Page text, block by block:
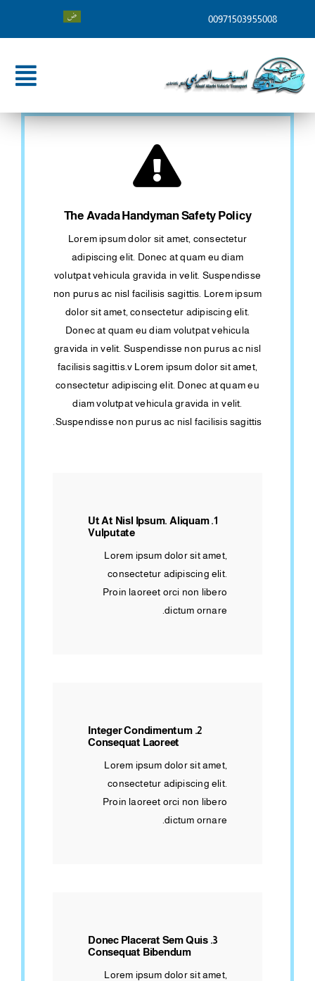
00971503955008
الرئيسية
تواصل معنا
The Avada Handyman Safety Policy
Lorem ipsum dolor sit amet, consectetur
adipiscing elit. Donec at quam eu diam
volutpat vehicula gravida in velit. Suspendisse
non purus ac nisl facilisis sagittis. Lorem ipsum
dolor sit amet, consectetur adipiscing elit.
Donec at quam eu diam volutpat vehicula
gravida in velit. Suspendisse non purus ac nisl
facilisis sagittis.v Lorem ipsum dolor sit amet,
consectetur adipiscing elit. Donec at quam eu
diam volutpat vehicula gravida in velit.
Suspendisse non purus ac nisl facilisis sagittis.
1. Ut At Nisl Ipsum. Aliquam
Vulputate
Lorem ipsum dolor sit amet,
consectetur adipiscing elit.
Proin laoreet orci non libero
dictum ornare.
2. Integer Condimentum
Consequat Laoreet
Lorem ipsum dolor sit amet,
consectetur adipiscing elit.
Proin laoreet orci non libero
dictum ornare.
3. Donec Placerat Sem Quis
Consequat Bibendum
Lorem ipsum dolor sit amet,